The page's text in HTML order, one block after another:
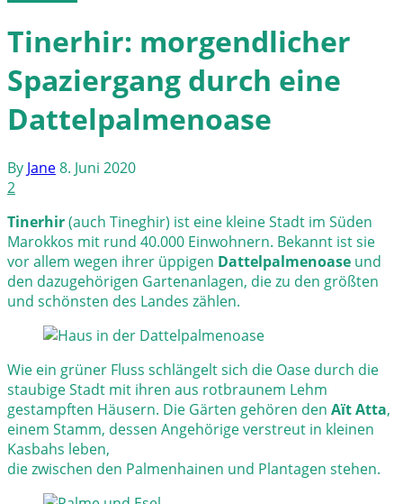
Tinerhir: morgendlicher
Spaziergang durch eine
Dattelpalmenoase
By Jane8. Juni 2020
2
Tinerhir(auch Tineghir) ist eine kleine Stadt im Süden
Marokkos mit rund 40.000 Einwohnern. Bekannt ist sie
vor allem wegen ihrer üppigen Dattelpalmenoase und
den dazugehörigen Gartenanlagen, die zu den größten
und schönsten des Landes zählen.
Wie ein grüner Fluss schlängelt sich die Oase durch die
staubige Stadt mit ihren aus rotbraunem Lehm
gestampften Häusern. Die Gärten gehören den Aït Atta,
einem Stamm, dessen Angehörige verstreut in kleinen
Kasbahs leben,
die zwischen den Palmenhainen und Plantagen stehen.